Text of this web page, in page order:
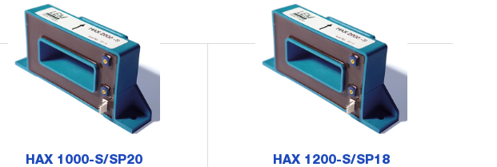
HAX 1000-S/SP20 HAX 1200-S/SP18